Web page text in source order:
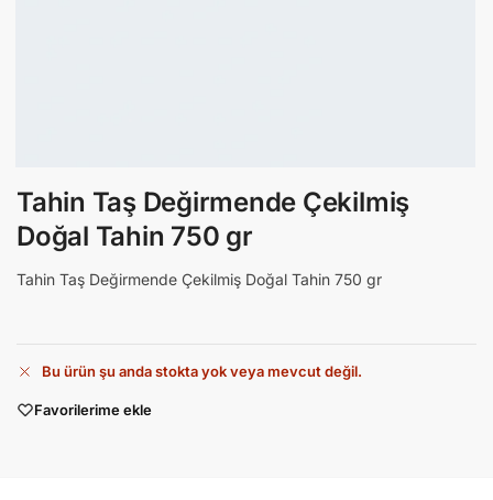
Tahin Taş Değirmende Çekilmiş
Doğal Tahin 750 gr
Tahin Taş Değirmende Çekilmiş Doğal Tahin 750 gr
Bu ürün şu anda stokta yok veya mevcut değil.
Favorilerime ekle